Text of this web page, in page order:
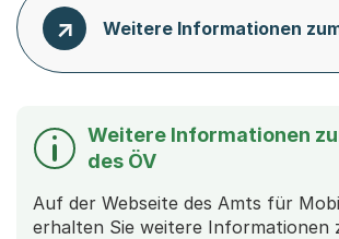
Weitere Informationen
Weitere Informationen
des ÖV
Auf der Webseite des Amts für
erhalten Sie weitere Informationen